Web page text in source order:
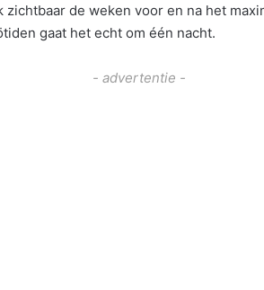
de weken voor en na het
gaat het echt om één nacht.
- advertentie -